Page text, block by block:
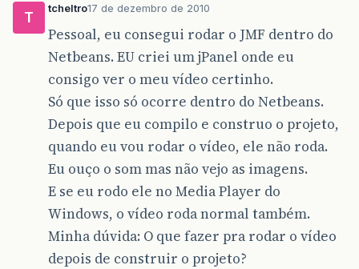
T
tcheltro17 de dezembro de 2010
Pessoal, eu consegui rodar o JMF dentro do
Netbeans. EU criei um jPanel onde eu
consigo ver o meu vídeo certinho.
Só que isso só ocorre dentro do Netbeans.
Depois que eu compilo e construo o projeto,
quando eu vou rodar o vídeo, ele não roda.
Eu ouço o som mas não vejo as imagens.
E se eu rodo ele no Media Player do
Windows, o vídeo roda normal também.
Minha dúvida: O que fazer pra rodar o vídeo
depois de construir o projeto?